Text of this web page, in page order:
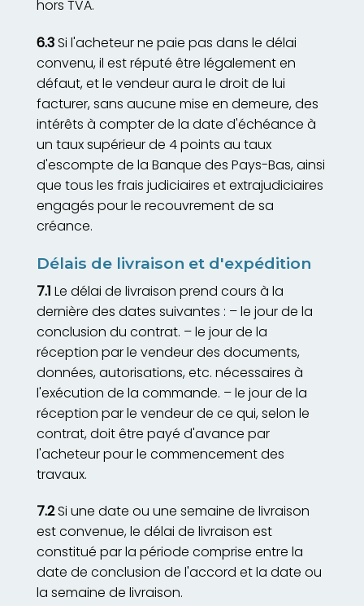
hors TVA.
6.3Si l'acheteur ne paie pas dans le délai
convenu, il est réputé être légalement en
défaut, et le vendeur aura le droit de lui
facturer, sans aucune mise en demeure, des
intérêts à compter de la date d'échéance à
un taux supérieur de 4 points au taux
d'escompte de la Banque des Pays-Bas, ainsi
que tous les frais judiciaires et extrajudiciaires
engagés pour le recouvrement de sa
créance.
Délais de livraison et d'expédition
7.1 Le délai de livraison prend cours à la
dernière des dates suivantes : – le jour de la
conclusion du contrat. – le jour de la
réception par le vendeur des documents,
données, autorisations, etc. nécessaires à
l'exécution de la commande. – le jour de la
réception par le vendeur de ce qui, selon le
contrat, doit être payé d'avance par
l'acheteur pour le commencement des
travaux.
7.2Si une date ou une semaine de livraison
est convenue, le délai de livraison est
constitué par la période comprise entre la
date de conclusion de l'accord et la date ou
la semaine de livraison.